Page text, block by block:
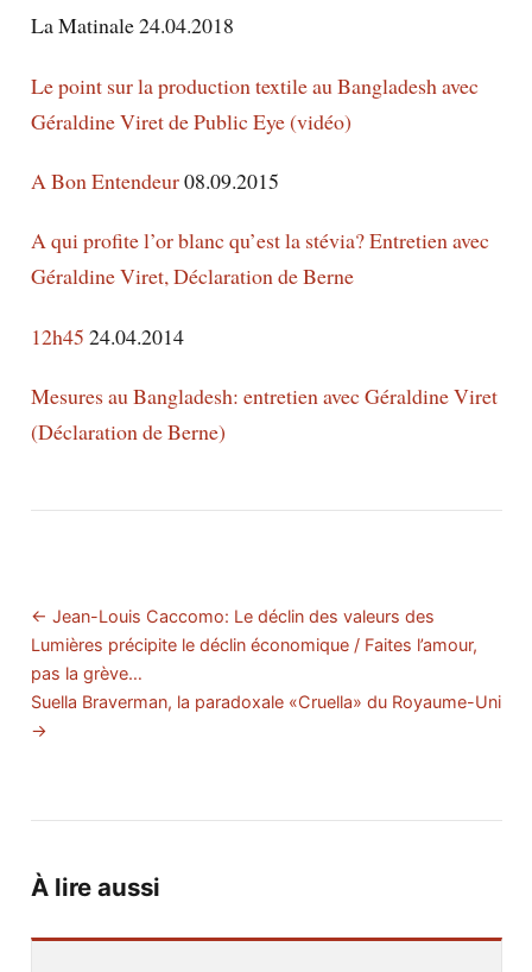
La Matinale24.04.2018
Le point sur la production textile au Bangladesh avec
Géraldine Viret de Public Eye (vidéo)
A Bon Entendeur08.09.2015
A qui profite l’or blanc qu’est la stévia? Entretien avec
Géraldine Viret, Déclaration de Berne
12h45 24.04.2014
Mesures au Bangladesh: entretien avec Géraldine Viret
(Déclaration de Berne)
← Jean-Louis Caccomo: Le déclin des valeurs des
Lumières précipite le déclin économique / Faites l’amour,
pas la grève…
Suella Braverman, la paradoxale «Cruella» du Royaume-Uni
→
À lire aussi